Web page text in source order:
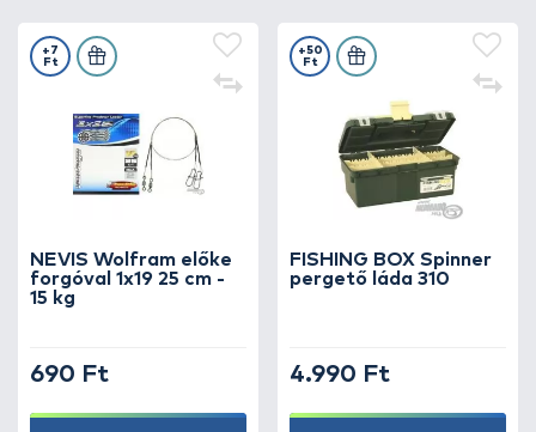
NEVIS Wolfram előke
forgóval 1x19 25 cm -
15 kg
+7
Ft
690 Ft
FISHING BOX Spinner
pergető láda 310
+50
Ft
4.990 Ft